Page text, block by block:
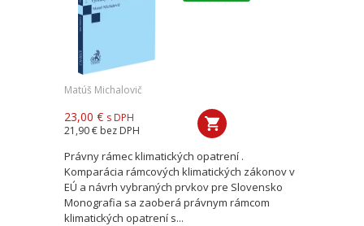
Matúš Michalovič
23,00 € s DPH
21,90 € bez DPH
Právny rámec klimatických opatrení .
Komparácia rámcových klimatických zákonov v
EÚ a návrh vybraných prvkov pre Slovensko
Monografia sa zaoberá právnym rámcom
klimatických opatrení s...